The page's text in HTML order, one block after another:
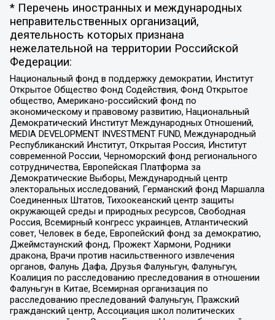
* Перечень иностранных и международных
неправительственных организаций,
деятельность которых признана
нежелательной на территории Российской
Федерации:
Национальный фонд в поддержку демократии, Институт
Открытое Общество Фонд Содействия, Фонд Открытое
общество, Американо-российский фонд по
экономическому и правовому развитию, Национальный
Демократический Институт Международных Отношений,
MEDIA DEVELOPMENT INVESTMENT FUND, Международный
Республиканский Институт, Открытая Россия, Институт
современной России, Черноморский фонд регионального
сотрудничества, Европейская Платформа за
Демократические Выборы, Международный центр
электоральных исследований, Германский фонд Маршалла
Соединенных Штатов, Тихоокеанский центр защиты
окружающей среды и природных ресурсов, Свободная
Россия, Всемирный конгресс украинцев, Атлантический
совет, Человек в беде, Европейский фонд за демократию,
Джеймстаунский фонд, Прожект Хармони, Родники
дракона, Врачи против насильственного извлечения
органов, Фалунь Дафа, Друзья Фалуньгун, Фалуньгун,
Коалиция по расследованию преследования в отношении
Фалуньгун в Китае, Всемирная организация по
расследованию преследований Фалуньгун, Пражский
гражданский центр, Ассоциация школ политических